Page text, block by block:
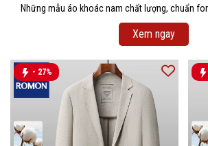
Những mẫu áo khoác nam chất lượng, chuẩn
Xem ngay
- 27%